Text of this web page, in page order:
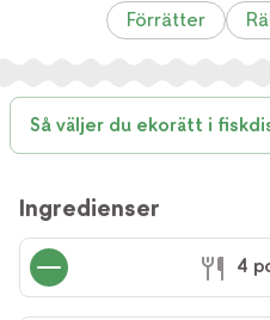
Förrätter
Så väljer du ekorätt i
Ingredienser
4